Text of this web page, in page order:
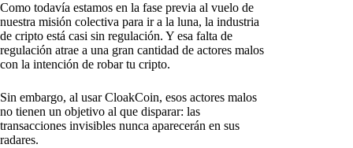
Como todavía estamos en la fase previa al vuelo de
nuestra misión colectiva para ir a la luna, la industria
de cripto está casi sin regulación. Y esa falta de
regulación atrae a una gran cantidad de actores malos
con la intención de robar tu cripto.
Sin embargo, al usar CloakCoin, esos actores malos
no tienen un objetivo al que disparar: las
transacciones invisibles nunca aparecerán en sus
radares.